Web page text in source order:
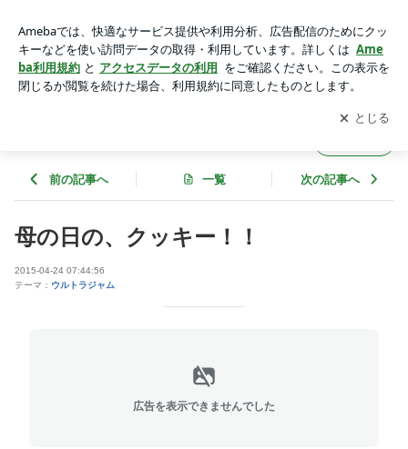
アプリをダウンロードして ブログの更新通知
を受け取りまし
ょう。
開く
前の記事へ 一覧 次の記事へ
母の日の、クッキー！！
2015-04-24 07:44:56
テーマ： ウルトラジャム
広告を表示できませんでした